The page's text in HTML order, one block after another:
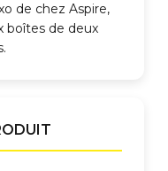
de chez Aspire,
boîtes de deux